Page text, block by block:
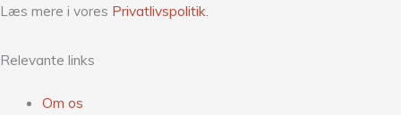
Læs mere i vores Privatlivspolitik.
Relevante links
Om os